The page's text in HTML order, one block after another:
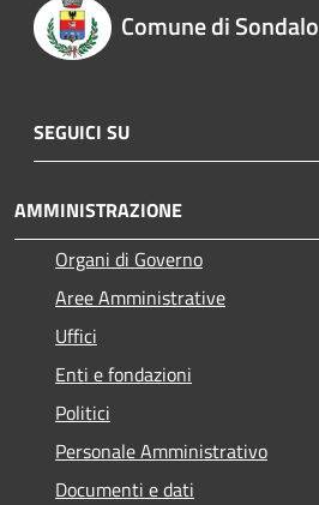
Comune di Sondalo
SEGUICI SU
AMMINISTRAZIONE
Organi di Governo
Aree Amministrative
Uffici
Enti e fondazioni
Politici
Personale Amministrativo
Documenti e dati